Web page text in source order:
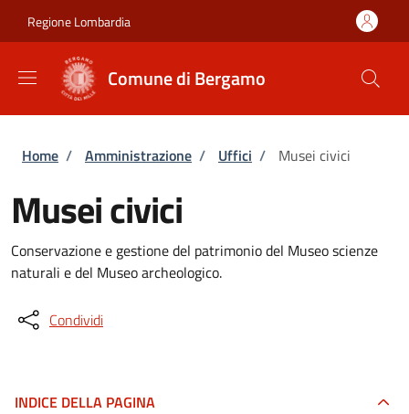
Regione Lombardia
Comune di Bergamo
Briciole di pane
Home / Amministrazione / Uffici / Musei civici
Musei civici
Conservazione e gestione del patrimonio del Museo scienze
naturali e del Museo archeologico.
Condividi
INDICE DELLA PAGINA